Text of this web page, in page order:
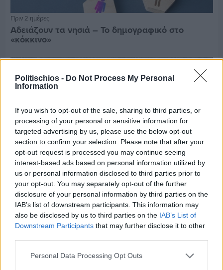
Politischios - Do Not Process My Personal
Information
If you wish to opt-out of the sale, sharing to third parties, or
processing of your personal or sensitive information for
targeted advertising by us, please use the below opt-out
section to confirm your selection. Please note that after your
opt-out request is processed you may continue seeing
interest-based ads based on personal information utilized by
us or personal information disclosed to third parties prior to
your opt-out. You may separately opt-out of the further
disclosure of your personal information by third parties on the
IAB’s list of downstream participants. This information may
also be disclosed by us to third parties on the IAB’s List of
Downstream Participants that may further disclose it to other
Personal Data Processing Opt Outs
Πριν 2 ημέρες
Αδειάζουν τα νησιά – Το δημογραφικό στο
«κόκκινο»
Πριν 2 ημέρες
CHIOS FORUM: CHOICES- Πλήθος κόσμου
διοργάνωση